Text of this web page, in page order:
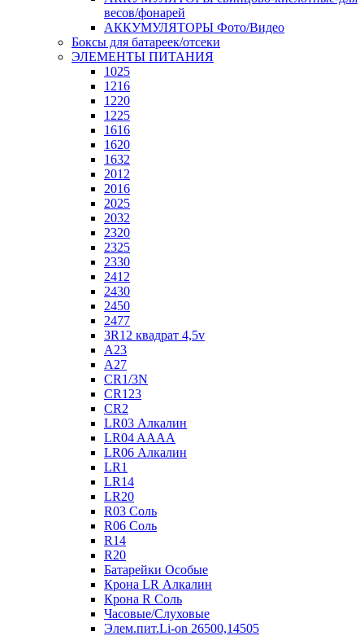
весов/фонарей
АККУМУЛЯТОРЫ Фото/Видео
Боксы для батареек/отсеки
ЭЛЕМЕНТЫ ПИТАНИЯ
1025
1216
1220
1225
1616
1620
1632
2012
2016
2025
2032
2320
2325
2330
2412
2430
2450
2477
3R12 квадрат 4,5v
A23
A27
CR1/3N
CR123
CR2
LR03 Алкалин
LR04 AAAA
LR06 Алкалин
LR1
LR14
LR20
R03 Соль
R06 Соль
R14
R20
Батарейки Особые
Крона LR Алкалин
Крона R Соль
Часовые/Слуховые
Элем.пит.Li-on 26500,14505